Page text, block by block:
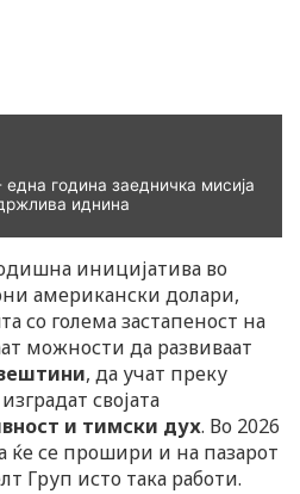
година заедничка мисија
иднина
иницијатива во
американски долари,
со голема застапеност на
можности да развиваат
, да учат преку
својата
и тимски дух. Во 2026
ќе се прошири и на пазарот
Груп исто така работи.